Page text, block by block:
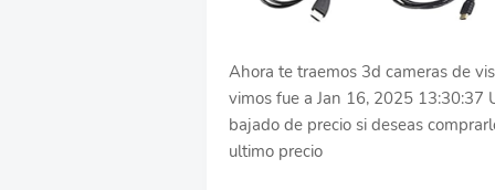
Ahora te traemos 3d cameras de
vimos fue a Jan 16, 2025 13:30:37
bajado de precio si deseas
ultimo precio